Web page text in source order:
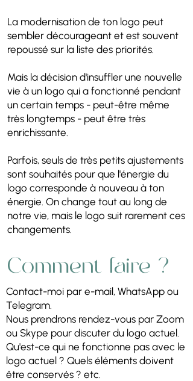
La modernisation de ton logo peut
sembler décourageant et est souvent
repoussé sur la liste des priorités.
Mais la décision d'insuffler une nouvelle
vie à un logo qui a fonctionné pendant
un certain temps - peut-être même
très longtemps - peut être très
enrichissante.
Parfois, seuls de très petits ajustements
sont souhaités pour que l'énergie du
logo corresponde à nouveau à ton
énergie. On change tout au long de
notre vie, mais le logo suit rarement ces
changements.
Comment faire ?
Contact-moi par e-mail, WhatsApp ou
Telegram.
Nous prendrons rendez-vous par Zoom
ou Skype pour discuter du logo actuel.
Qu'est-ce qui ne fonctionne pas avec le
logo actuel ? Quels éléments doivent
être conservés ? etc.